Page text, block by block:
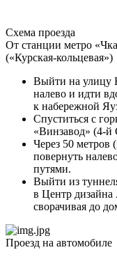
Схема проезда
От станции метро
(«Курская-кольцевая»)
Выйти на улицу
налево и идти
к набережной
Спуститься с
«Винзавод» (4-й
Через 50 метров
повернуть
путями.
Выйти из
в Центр
сворачивая до
Проезд на автомобиле